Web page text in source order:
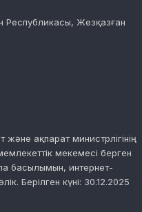
Республикасы, Жезқазған
ақпарат министрлігінің
мекемесі берген
басылымын, интернет-
Берілген күні: 30.12.2025